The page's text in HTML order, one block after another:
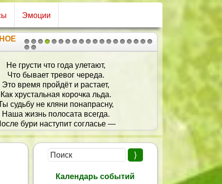
Эмоции
1 2
2021
Не грусти что года улетают,
Что бывает тревог череда.
Это время пройдёт и растает,
Как хрустальная корочка льда.
судьбу не кляни понапрасну,
Наша жизнь полосата всегда.
бури наступит согласье —
И судьба улыбнётся тогда!
Я желаю тебе оптимизма,
Самых ярких дней череду,
К ним здоровья, успехов, удачи,
Встретить счастье в этом году!
одинокой, обиженной судьбой женщины,
Календарь событий